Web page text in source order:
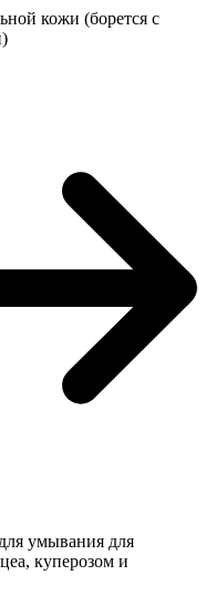
умывания для
куперозом и